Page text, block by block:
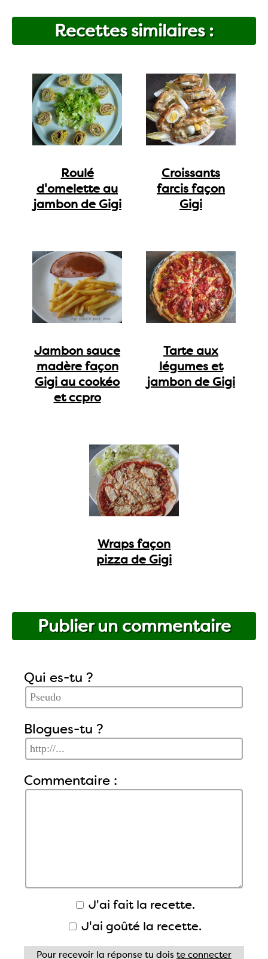
Recettes similaires :
Roulé
d'omelette au
jambon de Gigi
Croissants
farcis façon
Gigi
Jambon sauce
madère façon
Gigi au cookéo
et ccpro
Tarte aux
légumes et
jambon de Gigi
Wraps façon
pizza de Gigi
Publier un commentaire
Qui es-tu ?
Blogues-tu ?
Commentaire :
J'ai fait la recette.
J'ai goûté la recette.
Pour recevoir la réponse tu dois te connecter